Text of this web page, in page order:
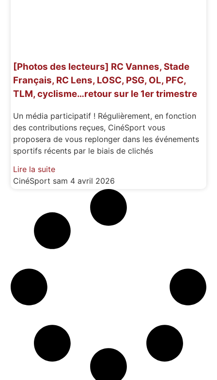
[Photos des lecteurs] RC Vannes, Stade
Français, RC Lens, LOSC, PSG, OL, PFC,
TLM, cyclisme…retour sur le 1er trimestre
Un média participatif ! Régulièrement, en fonction
des contributions reçues, CinéSport vous
proposera de vous replonger dans les événements
sportifs récents par le biais de clichés
Lire la suite
CinéSport sam 4 avril 2026